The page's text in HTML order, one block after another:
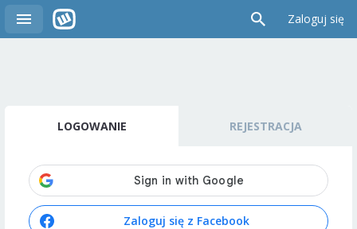
Zaloguj się
LOGOWANIE REJESTRACJA
Zaloguj się z Facebook